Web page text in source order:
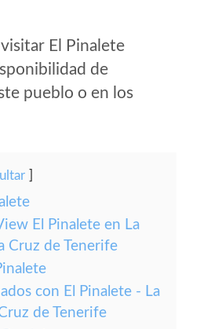
El Pinalete
de
pueblo o en los
El Pinalete en La
Cruz de Tenerife
con El Pinalete - La
de Tenerife